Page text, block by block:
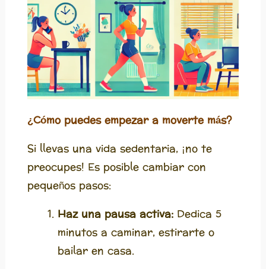
¿Cómo puedes empezar a moverte más?
Si llevas una vida sedentaria, ¡no te
preocupes! Es posible cambiar con
pequeños pasos:
Haz una pausa activa: Dedica 5
minutos a caminar, estirarte o
bailar en casa.